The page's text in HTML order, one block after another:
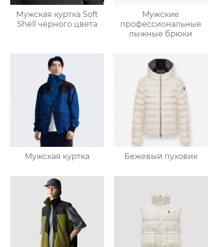
Мужская куртка Soft
Shell черного цвета
Мужские
профессиональные
лыжные брюки
Мужская куртка Бежевый пуховик